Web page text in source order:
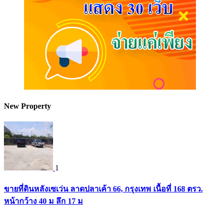
New Property
1
ขายที่ดินหลังเซเว่น ลาดปลาเค้า 66, กรุงเทพ เนื้อที่ 168 ตรว.
หน้ากว้าง 40 ม ลึก 17 ม